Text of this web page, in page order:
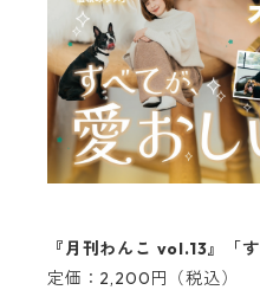
『月刊わんこ vol.13』「
定価：2,200円（税込）